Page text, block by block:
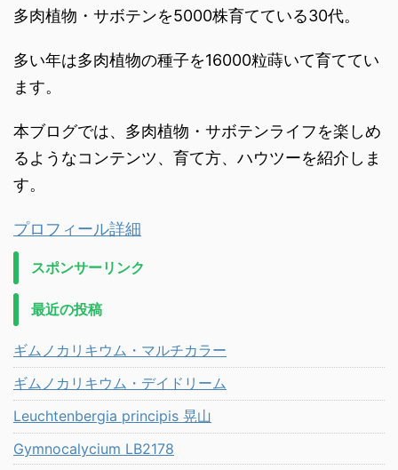
多肉植物・サボテンを5000株育てている30代。
多い年は多肉植物の種子を16000粒蒔いて育ててい
ます。
本ブログでは、多肉植物・サボテンライフを楽しめ
るようなコンテンツ、育て方、ハウツーを紹介しま
す。
プロフィール詳細
スポンサーリンク
最近の投稿
ギムノカリキウム・マルチカラー
ギムノカリキウム・デイドリーム
Leuchtenbergia principis 晃山
Gymnocalycium LB2178